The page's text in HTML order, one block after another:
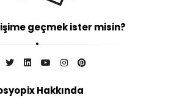
geçmek ister misin?
Hakkında